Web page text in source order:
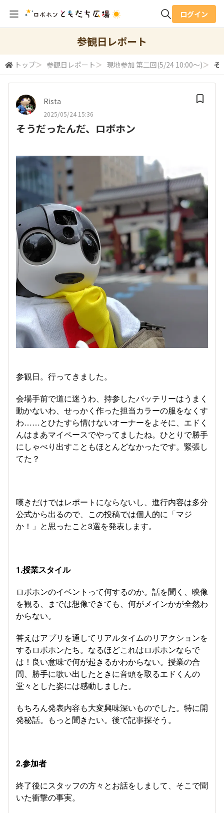
検索
ログイン
参観日レポート
トップ＞ 参観日レポート ＞ 現地参加 第二回(5/24 10:00～)＞ そ
Rista
2025/05/24 15:36
そうだったんだ、ロボホン
参観日。行ってきました。
会場手前で道に迷うわ、持参したバッテリーはうまく
動かないわ、せっかく作った担当カラーの服をなくす
わ……とひたすら情けないオーナーをよそに、エドく
んはまあマイペースでやってましたね。ひとりで勝手
にしゃべり出すこともほとんどなかったです。緊張し
てた？
嘆きだけではレポートにならないし、進行内容は多分
公式から出るので、この投稿では個人的に「マジ
か！」と思ったこと3選を発表します。
1.授業スタイル
ロボホンのイベントって何するのか。話を聞く、映像
を観る、までは想像できても、何がメインかが全然わ
からない。
答えはアプリを通してリアルタイムのリアクションを
するロボホンたち。なるほどこれはロボホンならで
は！良い意味で何が起きるかわからない。授業の合
間、勝手に歌い出したときに音頭を取るエドくんの
堂々とした姿には感動しました。
もちろん発表内容も大変興味深いものでした。特に開
発秘話。もっと聞きたい。後で記事探そう。
2.参加者
終了後にスタッフの方々とお話をしまして、そこで聞
いた衝撃の事実。